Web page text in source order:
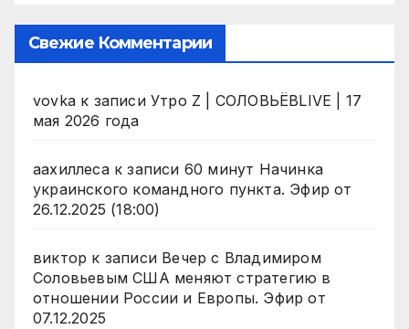
Свежие Комментарии
vovka к записи Утро Z | СОЛОВЬЁВLIVE | 17
мая 2026 года
аахиллесак записи 60 минут Начинка
украинского командного пункта. Эфир от
26.12.2025 (18:00)
виктор к записи Вечер с Владимиром
Соловьевым США меняют стратегию в
отношении России и Европы. Эфир от
07.12.2025